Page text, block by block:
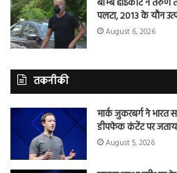
पलटा, 2013 के यौन
August 6, 2026
तकनीकी
मार्क जुकरबर्ग ने
डीपफेक कंटेंट पर
August 5, 2026